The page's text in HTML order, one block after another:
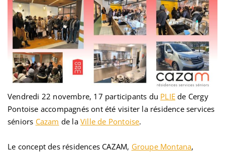
Vendredi 22 novembre, 17 participants du PLIE de Cergy
Pontoise accompagnés ont été visiter la résidence services
séniors Cazam de laVille de Pontoise.
Le concept des résidences CAZAM, Groupe Montana,